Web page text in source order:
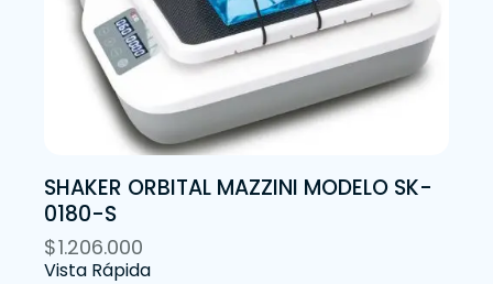
SHAKER ORBITAL MAZZINI MODELO SK-
0180-S
$1.206.000
Vista Rápida